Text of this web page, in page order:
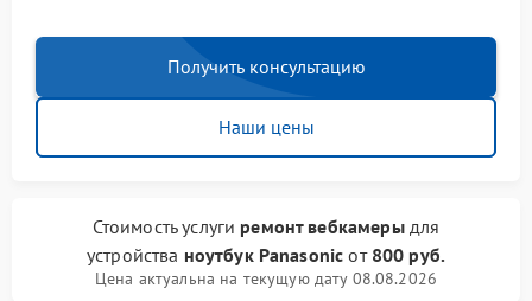
Получить консультацию
Наши цены
Стоимость услуги ремонт вебкамерыдля
устройства ноутбук Panasonic от 800 руб.
Цена актуальна на текущую дату 08.08.2026